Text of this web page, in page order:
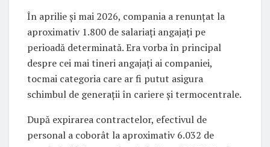
În aprilie și mai 2026, compania a renunțat la
aproximativ 1.800 de salariați angajați pe
perioadă determinată. Era vorba în principal
despre cei mai tineri angajați ai companiei,
tocmai categoria care ar fi putut asigura
schimbul de generații în cariere și termocentrale.
După expirarea contractelor, efectivul de
personal a coborât la aproximativ 6.032 de